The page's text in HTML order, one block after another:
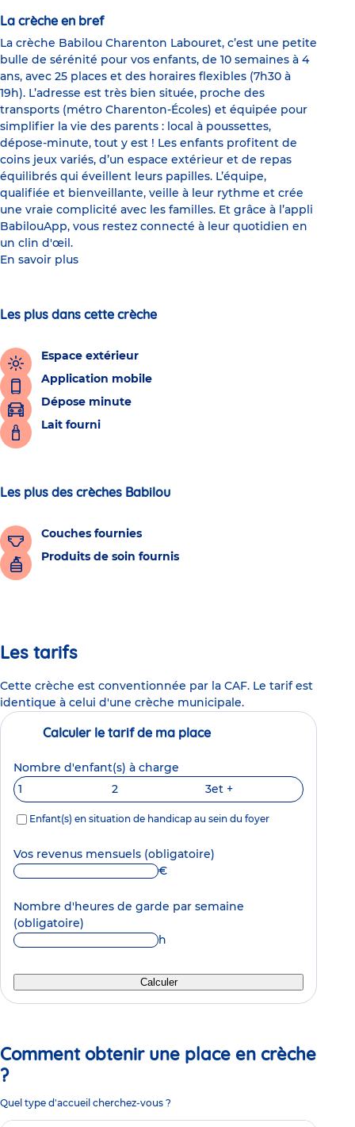
La crèche en bref
La crèche Babilou Charenton Labouret, c’est une petite
bulle de sérénité pour vos enfants, de 10 semaines à 4
ans, avec 25 places et des horaires flexibles (7h30 à
19h). L’adresse est très bien située, proche des
transports (métro Charenton-Écoles) et équipée pour
simplifier la vie des parents : local à poussettes,
dépose-minute, tout y est ! Les enfants profitent de
coins jeux variés, d’un espace extérieur et de repas
équilibrés qui éveillent leurs papilles. L’équipe,
qualifiée et bienveillante, veille à leur rythme et crée
une vraie complicité avec les familles. Et grâce à l’appli
BabilouApp, vous restez connecté à leur quotidien en
un clin d'œil.
En savoir plus
Les plus dans cette crèche
Espace extérieur
Application mobile
Dépose minute
Lait fourni
Les plus des crèches Babilou
Couches fournies
Produits de soin fournis
Les tarifs
Cette crèche est conventionnée par la CAF. Le tarif est
identique à celui d'une crèche municipale.
Calculer le tarif de ma place
Nombre d'enfant(s) à charge
1
2 3et +
Enfant(s) en situation de handicap au sein du foyer
Vos revenus mensuels (obligatoire)
€
Nombre d'heures de garde par semaine
(obligatoire)
h
Calculer
Comment obtenir une place en crèche
?
Quel type d'accueil cherchez-vous ?